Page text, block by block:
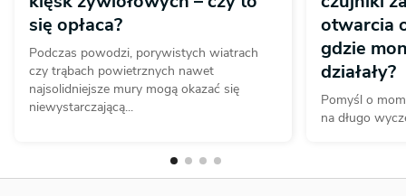
się opłaca?
Podczas powodzi, porywistych wiatrach
czy trąbach powietrznych nawet
najsolidniejsze mury mogą okazać się
niewystarczającą...
otwarcia
gdzie
działały?
Pomyśl o
na długo